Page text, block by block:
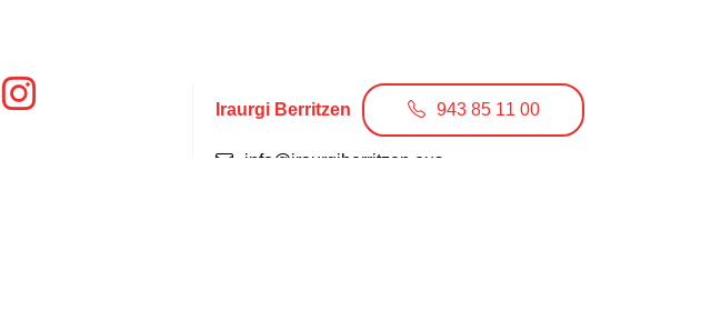
Iraurgi Berritzen 943 85 11 00
info@iraurgiberritzen.eus